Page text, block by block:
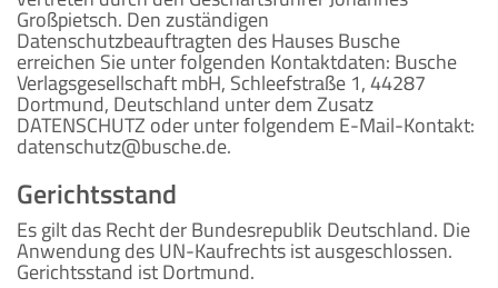
Großpietsch. Den zuständigen
Datenschutzbeauftragten des Hauses Busche
erreichen Sie unter folgenden Kontaktdaten: Busche
Verlagsgesellschaft mbH, Schleefstraße 1, 44287
Dortmund, Deutschland unter dem Zusatz
DATENSCHUTZ oder unter folgendem E-Mail-Kontakt:
datenschutz@busche.de.
Gerichtsstand
Es gilt das Recht der Bundesrepublik Deutschland. Die
Anwendung des UN-Kaufrechts ist ausgeschlossen.
Gerichtsstand ist Dortmund.